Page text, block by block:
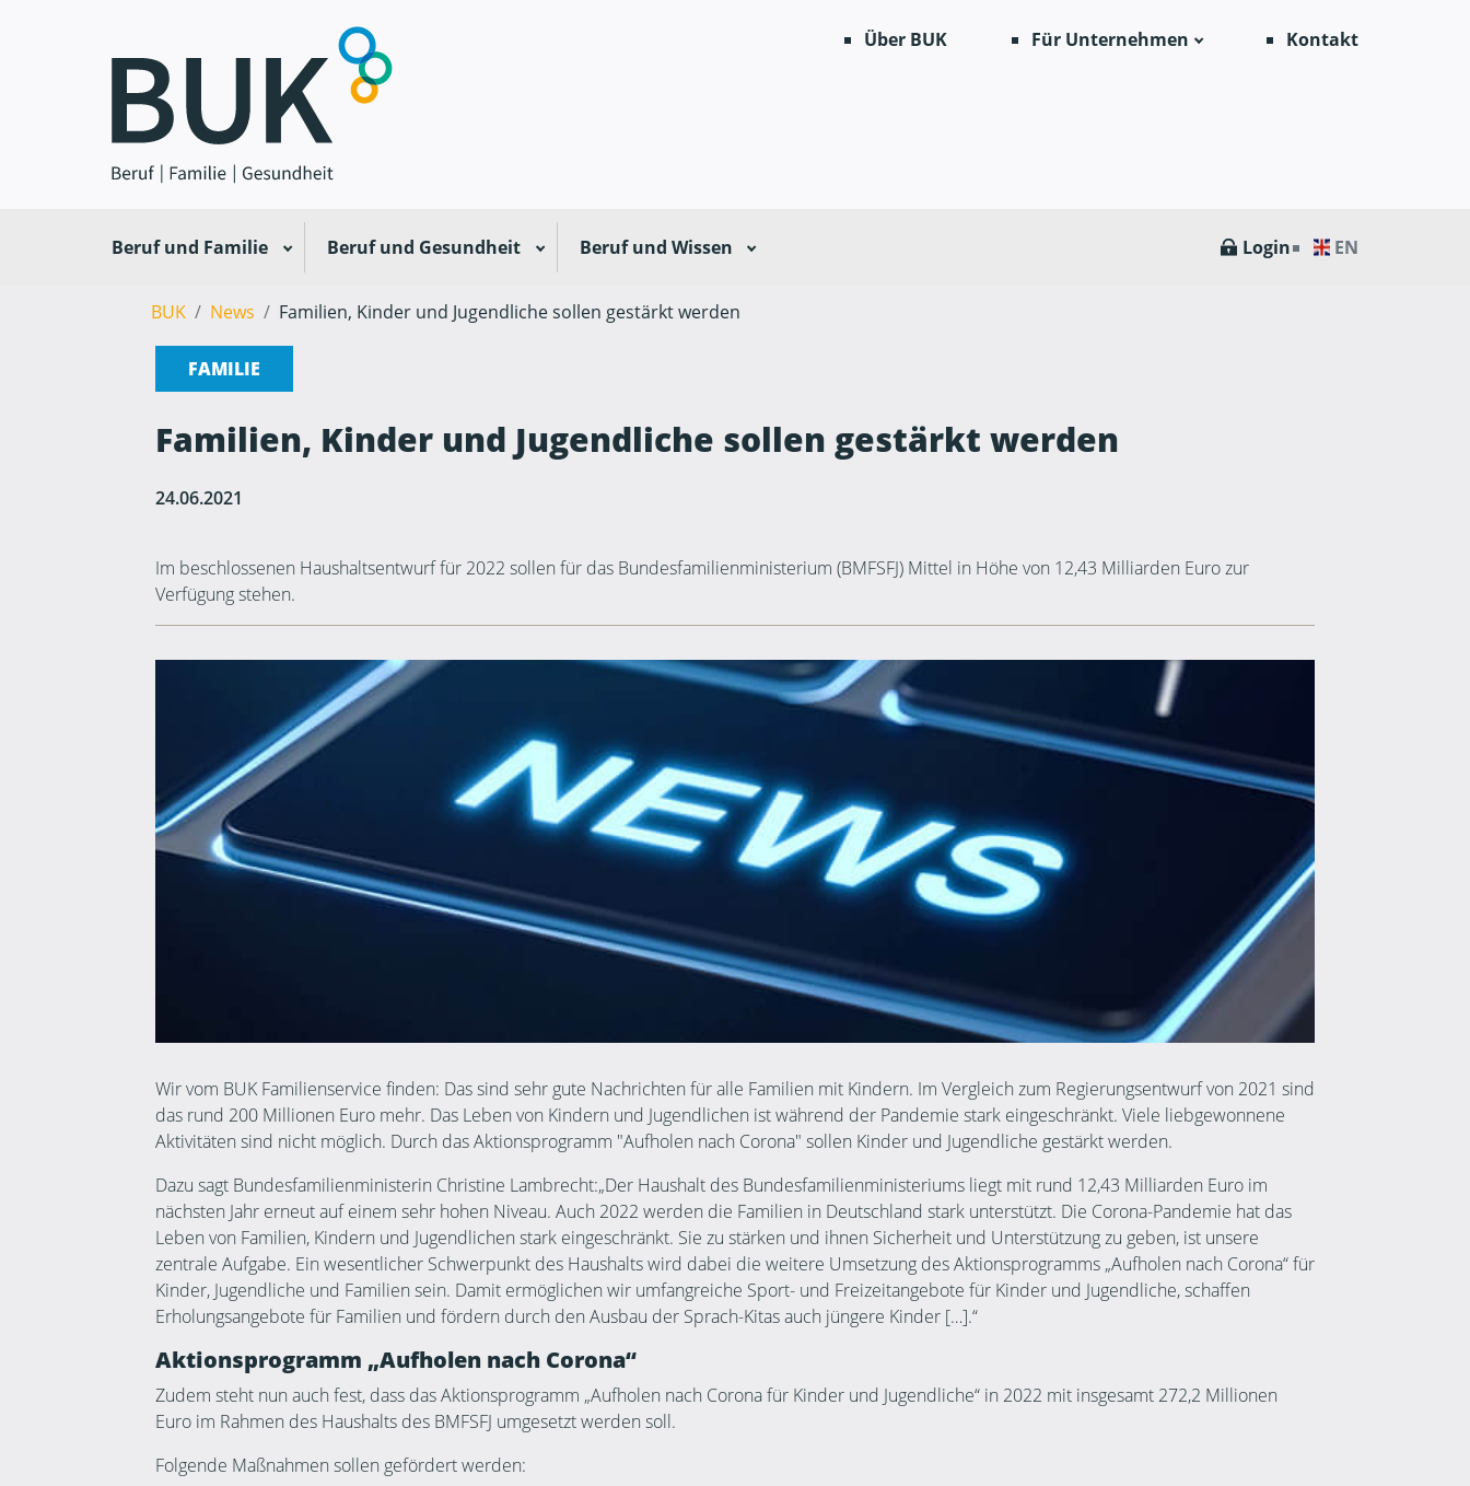
Über BUK Für Unternehmen Kontakt
Beruf und Familie Beruf und Gesundheit Beruf und Wissen Login EN
BUK News Familien, Kinder und Jugendliche sollen gestärkt werden
FAMILIE
Familien, Kinder und Jugendliche sollen gestärkt werden
24.06.2021
Im beschlossenen Haushaltsentwurf für 2022 sollen für das Bundesfamilienministerium (BMFSFJ) Mittel in Höhe von 12,43 Milliarden Euro zur
Verfügung stehen.
Wir vom BUK Familienservice finden: Das sind sehr gute Nachrichten für alle Familien mit Kindern. Im Vergleich zum Regierungsentwurf von 2021 sind
das rund 200 Millionen Euro mehr. Das Leben von Kindern und Jugendlichen ist während der Pandemie stark eingeschränkt. Viele liebgewonnene
Aktivitäten sind nicht möglich. Durch das Aktionsprogramm "Aufholen nach Corona" sollen Kinder und Jugendliche gestärkt werden.
Dazu sagt Bundesfamilienministerin Christine Lambrecht:„Der Haushalt des Bundesfamilienministeriums liegt mit rund 12,43 Milliarden Euro im
nächsten Jahr erneut auf einem sehr hohen Niveau. Auch 2022 werden die Familien in Deutschland stark unterstützt. Die Corona-Pandemie hat das
Leben von Familien, Kindern und Jugendlichen stark eingeschränkt. Sie zu stärken und ihnen Sicherheit und Unterstützung zu geben, ist unsere
zentrale Aufgabe. Ein wesentlicher Schwerpunkt des Haushalts wird dabei die weitere Umsetzung des Aktionsprogramms „Aufholen nach Corona“ für
Kinder, Jugendliche und Familien sein. Damit ermöglichen wir umfangreiche Sport- und Freizeitangebote für Kinder und Jugendliche, schaffen
Erholungsangebote für Familien und fördern durch den Ausbau der Sprach-Kitas auch jüngere Kinder […].“
Aktionsprogramm „Aufholen nach Corona“
Zudem steht nun auch fest, dass das Aktionsprogramm „Aufholen nach Corona für Kinder und Jugendliche“ in 2022 mit insgesamt 272,2 Millionen
Euro im Rahmen des Haushalts des BMFSFJ umgesetzt werden soll.
Folgende Maßnahmen sollen gefördert werden: